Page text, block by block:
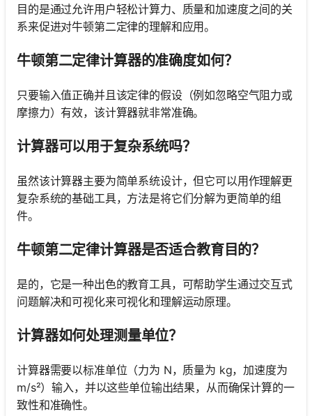
目的是通过允许用户轻松计算力、质量和加速度之间的关
系来促进对牛顿第二定律的理解和应用。
牛顿第二定律计算器的准确度如何？
只要输入值正确并且该定律的假设（例如忽略空气阻力或
摩擦力）有效，该计算器就非常准确。
计算器可以用于复杂系统吗？
虽然该计算器主要为简单系统设计，但它可以用作理解更
复杂系统的基础工具，方法是将它们分解为更简单的组
件。
牛顿第二定律计算器是否适合教育目的？
是的，它是一种出色的教育工具，可帮助学生通过交互式
问题解决和可视化来可视化和理解运动原理。
计算器如何处理测量单位？
计算器需要以标准单位（力为 N，质量为 kg，加速度为
m/s²）输入，并以这些单位输出结果，从而确保计算的一
致性和准确性。